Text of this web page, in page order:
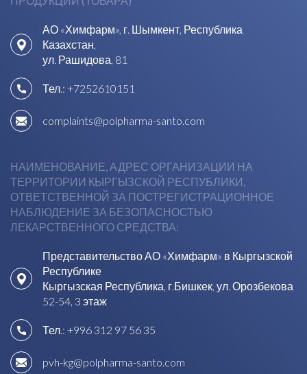
АО «Химфарм», г. Шымкент, Республика
Казахстан,
ул. Рашидова, 81
Тел.: +7252610151
complaints@polpharma-santo.com
НАИМЕНОВАНИЕ, АДРЕС ОРГАНИЗАЦИИ НА
ТЕРРИТОРИИ КЫРГЫЗСКОЙ РЕСПУБЛИКИ,
ОТВЕТСТВЕННОЙ ЗА ПОСТРЕГИСТРАЦИОННОЕ
НАБЛЮДЕНИЕ ЗА БЕЗОПАСНОСТЬЮ
ЛЕКАРСТВЕННОГО СРЕДСТВА:
Представительство АО «Химфарм» в Кыргызской
Республике
Кыргызская Республика, г.Бишкек, ул. Орозбекова
52-54, 3 этаж
Тел.: +996 312 97 56 35
pvh-kg@polpharma-santo.com